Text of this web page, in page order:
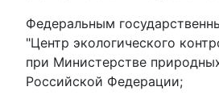
Федеральным
"Центр экологического
при Министерстве
Российской Федерации;